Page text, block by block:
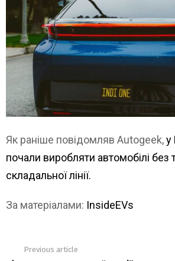
Як раніше повідомляв Autogeek,у
почали виробляти автомобілі без
складальної лінії.
За матеріалами: InsideEVs
Previous article